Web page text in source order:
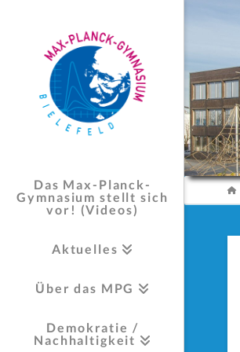
Das Max-Planck-
Gymnasium stellt sich
vor! (Videos)
Aktuelles
Über das MPG
Demokratie /
Nachhaltigkeit